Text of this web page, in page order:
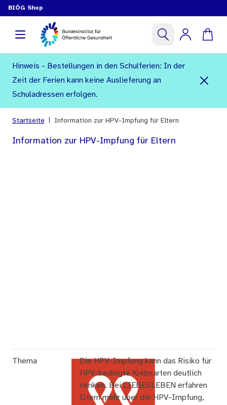
BIÖG Shop
Hinweis - Bestellungen in den Schulferien: In der
Zeit der Ferien kann keine Auslieferung an
Schuladressen erfolgen.
Startseite Information zur HPV-Impfung für Eltern
Information zur HPV-Impfung für Eltern
Thema
Die HPV-Impfung kann das Risiko für
HPV-bedingte Krebsarten deutlich
senken. Bei LIEBESLEBEN erfahren
Eltern mehr über die HPV-Impfung,